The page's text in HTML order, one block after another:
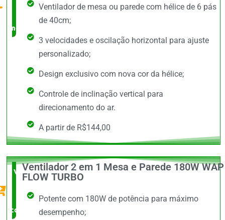
no
mercado
Ventilador de mesa ou parede com hélice de 6 pás
de 40cm;
3 velocidades e oscilação horizontal para ajuste
personalizado;
Design exclusivo com nova cor da hélice;
Controle de inclinação vertical para
direcionamento do ar.
A partir de R$144,00
Vale a
Pena
comprar
Ventilador 2 em 1 Mesa e Parede 180W WAP
FLOW TURBO
Potente com 180W de potência para máximo
desempenho;